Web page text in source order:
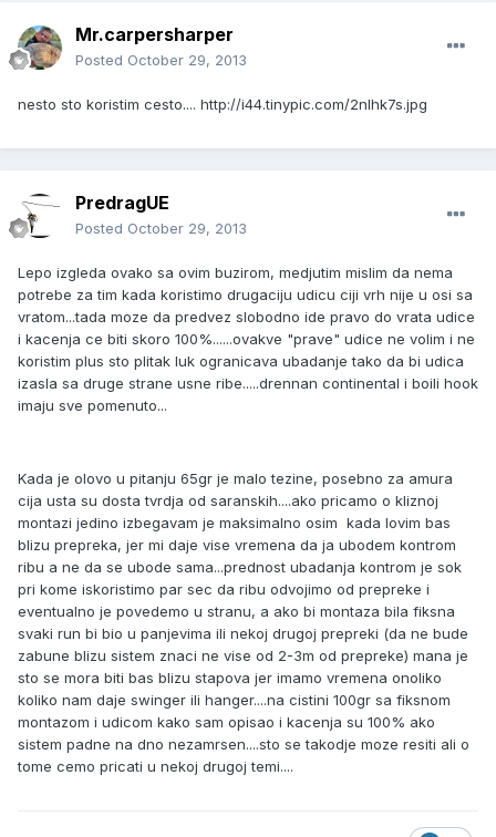
Mr.carpersharper
Posted October 29, 2013
nesto sto koristim cesto.... http://i44.tinypic.com/2nlhk7s.jpg
PredragUE
Posted October 29, 2013
Lepo izgleda ovako sa ovim buzirom, medjutim mislim da nema
potrebe za tim kada koristimo drugaciju udicu ciji vrh nije u osi sa
vratom...tada moze da predvez slobodno ide pravo do vrata udice
i kacenja ce biti skoro 100%......ovakve "prave" udice ne volim i ne
koristim plus sto plitak luk ogranicava ubadanje tako da bi udica
izasla sa druge strane usne ribe.....drennan continental i boili hook
imaju sve pomenuto...
Kada je olovo u pitanju 65gr je malo tezine, posebno za amura
cija usta su dosta tvrdja od saranskih....ako pricamo o kliznoj
montazi jedino izbegavam je maksimalno osim kada lovim bas
blizu prepreka, jer mi daje vise vremena da ja ubodem kontrom
ribu a ne da se ubode sama...prednost ubadanja kontrom je sok
pri kome iskoristimo par sec da ribu odvojimo od prepreke i
eventualno je povedemo u stranu, a ako bi montaza bila fiksna
svaki run bi bio u panjevima ili nekoj drugoj prepreki (da ne bude
zabune blizu sistem znaci ne vise od 2-3m od prepreke) mana je
sto se mora biti bas blizu stapova jer imamo vremena onoliko
koliko nam daje swinger ili hanger....na cistini 100gr sa fiksnom
montazom i udicom kako sam opisao i kacenja su 100% ako
sistem padne na dno nezamrsen....sto se takodje moze resiti ali o
tome cemo pricati u nekoj drugoj temi....